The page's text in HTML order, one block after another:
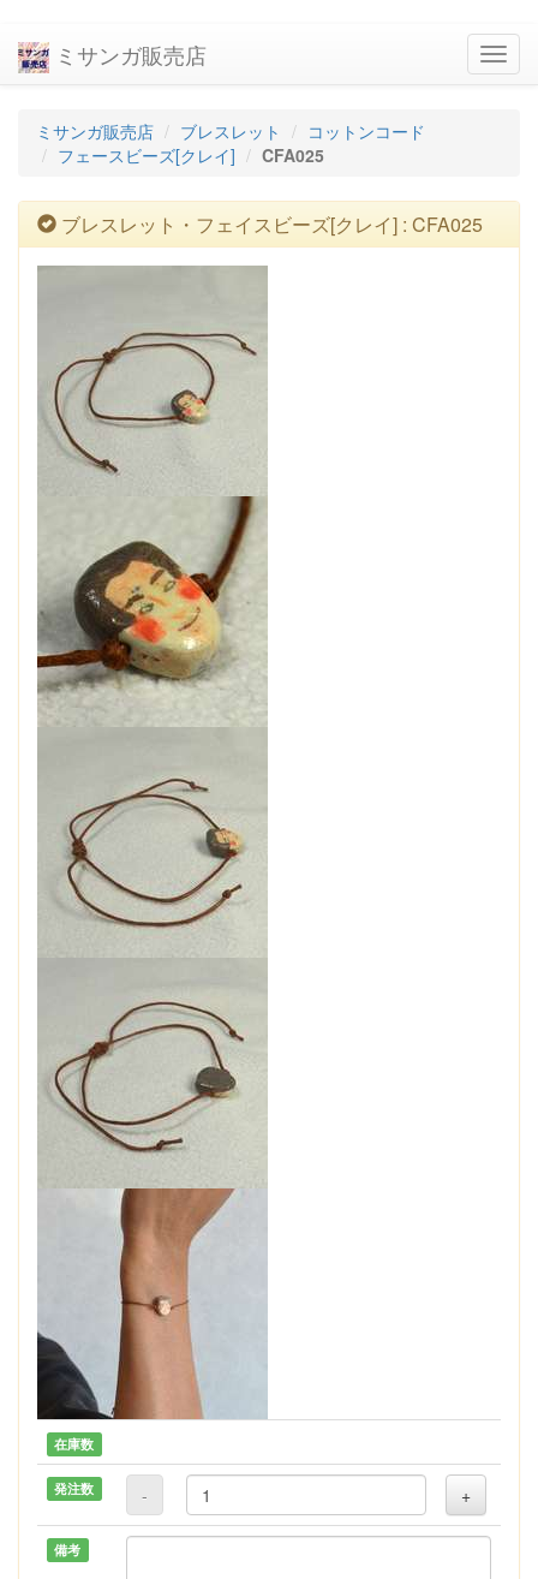
ミサンガ販売店
ミサンガ販売店 ブレスレット
コットンコード
フェースビーズ[クレイ]
CFA025
ブレスレット・フェイスビーズ[クレイ] : CFA025
在庫数
発注数 - +
備考